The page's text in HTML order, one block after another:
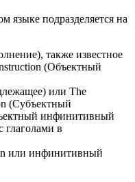
языке подразделяется на
также известное
(Объектный
или The
(Субъектный
инфинитивный
глаголами в
или инфинитивный